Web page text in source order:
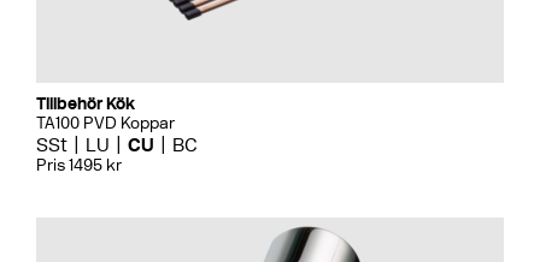
Tillbehör Kök
TA100 PVD Koppar
SSt LU CU BC
Pris 1495 kr